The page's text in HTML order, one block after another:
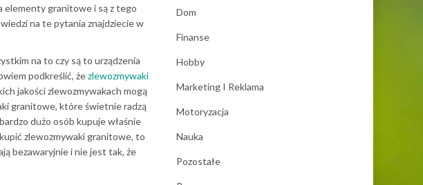
elementy granitowe i są z tego
na te pytania znajdziecie w
na to czy są to urządzenia
podkreślić, żezlewozmywaki
jakości zlewozmywakach mogą
granitowe, które świetnie radzą
dużo osób kupuje właśnie
zlewozmywaki granitowe, to
bezawaryjnie i nie jest tak, że
Dom
Finanse
Hobby
Marketing I Reklama
Motoryzacja
Nauka
Pozostałe